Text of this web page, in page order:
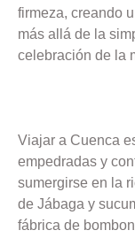
firmeza, creando
más allá de la
celebración de la
Viajar a Cuenca
empedradas y
sumergirse en la
de Jábaga y
fábrica de